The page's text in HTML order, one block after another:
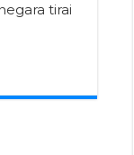
tirai